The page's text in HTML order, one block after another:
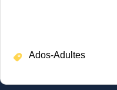
Ados-Adultes